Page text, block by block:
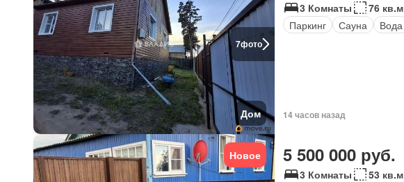
7фото
Дом
3 Комнаты
76 кв.м
Паркинг
Сауна Вода
14 часов назад
Новое 5 500 000 руб.
3 Комнаты
53 кв.м